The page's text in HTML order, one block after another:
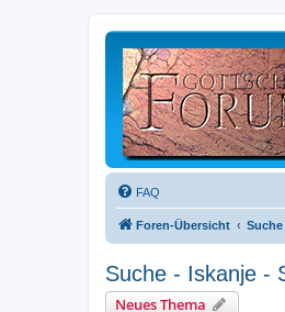
FAQ
Foren-Übersicht Suche
Suche - Iskanje -
Neues Thema